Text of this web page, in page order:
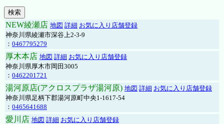
NEW綾瀬店 地図 詳細 お気に入り店舗登録
神奈川県綾瀬市深谷上2-3-9
： 0467795279
厚木本店 地図 詳細 お気に入り店舗登録
神奈川県厚木市岡田3005
： 0462201721
湯河原店(アクロスプラザ湯河原) 地図 詳細 お気に入り店舗登録
神奈川県足柄下郡湯河原町中央1-1617-54
： 0465641688
愛川店 地図 詳細 お気に入り店舗登録